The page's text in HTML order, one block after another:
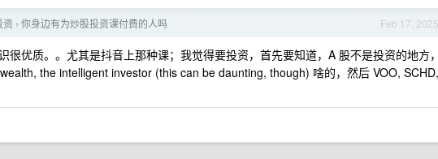
Feb 17, 2025
资 › 你身边有为炒股投资课付费的人吗
很优质。。尤其是抖音上那种课；我觉得要投资，首先要知道，A 股不是投资的地方
the intelligent investor (this can be daunting, though) 啥的，然后 VOO, SCHD,